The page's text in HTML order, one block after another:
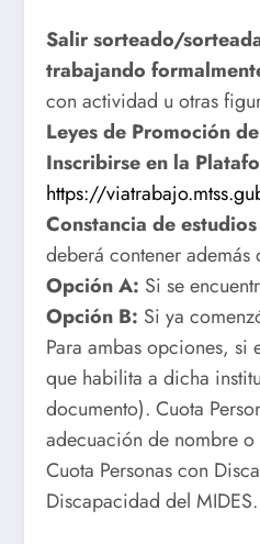
Salir sorteado/
trabajando
con actividad u otras
Leyes de Promoción
Inscribirse en la
https://
Constancia de
deberá contener
Opción A: Si se
Opción B: Si ya
Para ambas opciones,
que habilita a dicha
documento). Cuota
adecuación de nombre
Cuota Personas con
Discapacidad del MIDES.